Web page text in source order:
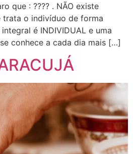
que : ???? . NÃO existe
trata o indivíduo de forma
é INDIVIDUAL e uma
conhece a cada dia mais […]